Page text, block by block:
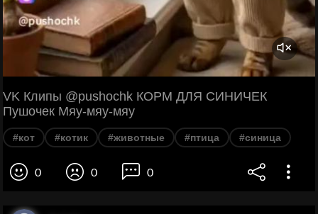
VK Клипы @pushochk КОРМ ДЛЯ СИНИЧЕК
Пушочек Мяу-мяу-мяу
#кот #котик #животные #птица #синица
0 0 0